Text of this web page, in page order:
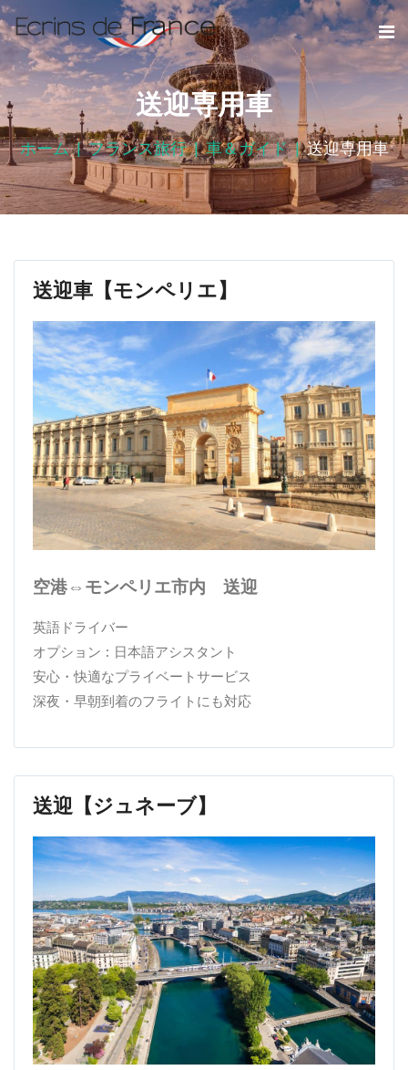
送迎専用車
ホーム フランス旅行 車＆ガイド 送迎専用車
送迎車【モンペリエ】
空港⇔モンペリエ市内 送迎
英語ドライバー
オプション : 日本語アシスタント
安心・快適なプライベートサービス
深夜・早朝到着のフライトにも対応
送迎【ジュネーブ】